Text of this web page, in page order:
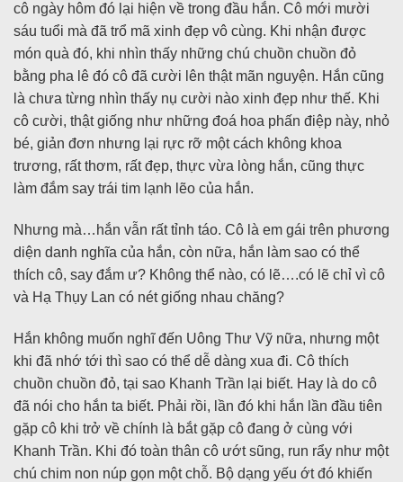
cô ngày hôm đó lại hiện về trong đầu hắn. Cô mới mười
sáu tuổi mà đã trổ mã xinh đẹp vô cùng. Khi nhận được
món quà đó, khi nhìn thấy những chú chuồn chuồn đỏ
bằng pha lê đó cô đã cười lên thật mãn nguyện. Hắn cũng
là chưa từng nhìn thấy nụ cười nào xinh đẹp như thế. Khi
cô cười, thật giống như những đoá hoa phấn điệp này, nhỏ
bé, giản đơn nhưng lại rực rỡ một cách không khoa
trương, rất thơm, rất đẹp, thực vừa lòng hắn, cũng thực
làm đắm say trái tim lạnh lẽo của hắn.
Nhưng mà…hắn vẫn rất tỉnh táo. Cô là em gái trên phương
diện danh nghĩa của hắn, còn nữa, hắn làm sao có thể
thích cô, say đắm ư? Không thể nào, có lẽ….có lẽ chỉ vì cô
và Hạ Thụy Lan có nét giống nhau chăng?
Hắn không muốn nghĩ đến Uông Thư Vỹ nữa, nhưng một
khi đã nhớ tới thì sao có thể dễ dàng xua đi. Cô thích
chuồn chuồn đỏ, tại sao Khanh Trần lại biết. Hay là do cô
đã nói cho hắn ta biết. Phải rồi, lần đó khi hắn lần đầu tiên
gặp cô khi trở về chính là bắt gặp cô đang ở cùng với
Khanh Trần. Khi đó toàn thân cô ướt sũng, run rẩy như một
chú chim non núp gọn một chỗ. Bộ dạng yếu ớt đó khiến